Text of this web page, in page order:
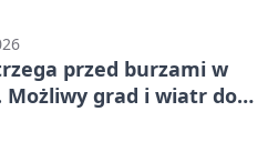
przed burzami w
Możliwy grad i wiatr do